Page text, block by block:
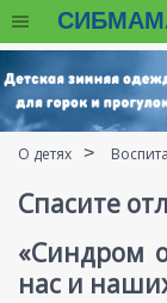
О детях
Спасите
«Синдром
нас и